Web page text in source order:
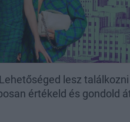
Lehetőséged lesz
értékeld és gondold